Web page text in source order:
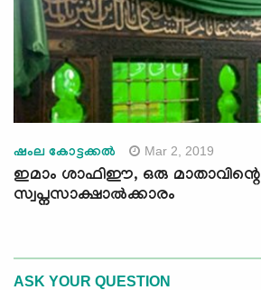
ഷംല കോട്ടക്കല്‍ Mar 2, 2019
ഇമാം ശാഫിഈ, ഒരു മാതാവിന്റെ
സ്വപ്നസാക്ഷാല്‍ക്കാരം
ASK YOUR QUESTION